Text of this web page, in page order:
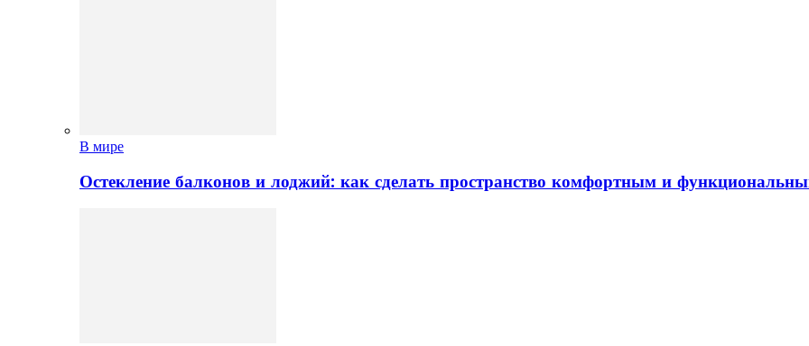
В мире
Остекление балконов и лоджий: как сделать пространство комфортным и